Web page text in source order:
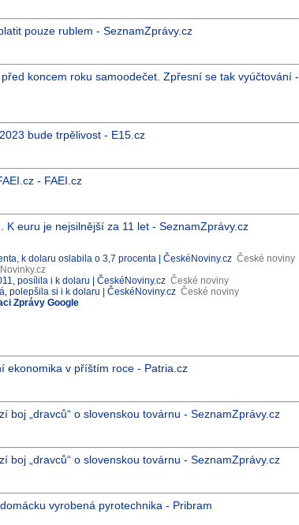
pouze rublem - SeznamZprávy.cz
koncem roku samoodečet. Zpřesní se tak vyúčtování -
bude trpělivost - E15.cz
- FAEI.cz
euru je nejsilnější za 11 let - SeznamZprávy.cz
k dolaru oslabila o 3,7 procenta | ČeskéNoviny.cz České noviny
Novinky.cz
posílila i k dolaru | ČeskéNoviny.cz České noviny
polepšila si i k dolaru | ČeskéNoviny.cz České noviny
Zprávy Google
ekonomika v příštím roce - Patria.cz
boj „dravců“ o slovenskou továrnu - SeznamZprávy.cz
boj „dravců“ o slovenskou továrnu - SeznamZprávy.cz
vyrobená pyrotechnika - Pribram